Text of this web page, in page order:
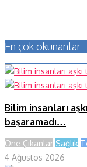
En çok okunanlar
Bilim insanları
başaramadı…
Öne Çıkanlar Sağlık
4 Ağustos 2026